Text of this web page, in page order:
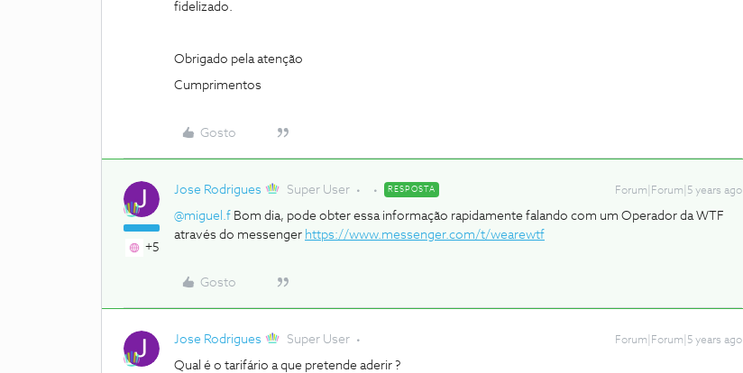
fidelizado.
Obrigado pela atenção
Cumprimentos
Gosto
+5
Jose Rodrigues Super User RESPOSTA Forum|Forum|5 years ago
@miguel.f Bom dia, pode obter essa informação rapidamente falando com um Operador da WTF
através do messenger https://www.messenger.com/t/wearewtf
Gosto
Jose Rodrigues Super User Forum|Forum|5 years ago
Qual é o tarifário a que pretende aderir ?